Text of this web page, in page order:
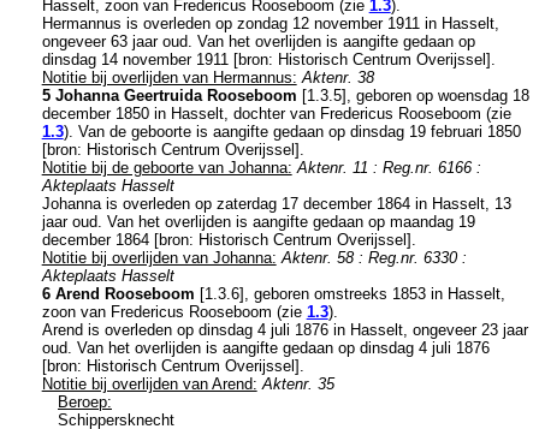
Hasselt, zoon van Fredericus Rooseboom (zie 1.3).
Hermannus is overleden op zondag 12 november 1911 in Hasselt,
ongeveer 63 jaar oud. Van het overlijden is aangifte gedaan op
dinsdag 14 november 1911 [bron: Historisch Centrum Overijssel].
Notitie bij overlijden van Hermannus: Aktenr. 38
5 Johanna Geertruida Rooseboom [1.3.5], geboren op woensdag 18
december 1850 in Hasselt, dochter van Fredericus Rooseboom (zie
1.3). Van de geboorte is aangifte gedaan op dinsdag 19 februari 1850
[bron: Historisch Centrum Overijssel].
Notitie bij de geboorte van Johanna: Aktenr. 11 : Reg.nr. 6166 :
Akteplaats Hasselt
Johanna is overleden op zaterdag 17 december 1864 in Hasselt, 13
jaar oud. Van het overlijden is aangifte gedaan op maandag 19
december 1864 [bron: Historisch Centrum Overijssel].
Notitie bij overlijden van Johanna: Aktenr. 58 : Reg.nr. 6330 :
Akteplaats Hasselt
6 Arend Rooseboom [1.3.6], geboren omstreeks 1853 in Hasselt,
zoon van Fredericus Rooseboom (zie 1.3).
Arend is overleden op dinsdag 4 juli 1876 in Hasselt, ongeveer 23 jaar
oud. Van het overlijden is aangifte gedaan op dinsdag 4 juli 1876
[bron: Historisch Centrum Overijssel].
Notitie bij overlijden van Arend: Aktenr. 35
Beroep:
Schippersknecht